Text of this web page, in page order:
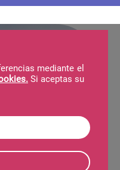
mediante el
Si aceptas su